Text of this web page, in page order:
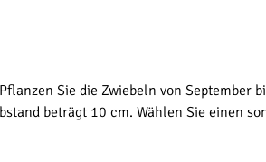
Sie die Zwiebeln von September
beträgt 10 cm. Wählen Sie einen